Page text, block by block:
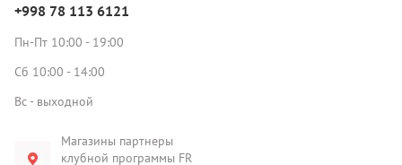
+998 78 113 6121
Пн-Пт 10:00 - 19:00
Сб 10:00 - 14:00
Вс - выходной
Магазины партнеры
клубной программы FR